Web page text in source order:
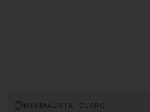
MINIMALISTA · CLARO